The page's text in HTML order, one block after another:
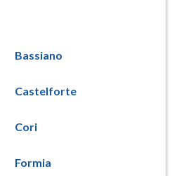
Bassiano
Castelforte
Cori
Formia